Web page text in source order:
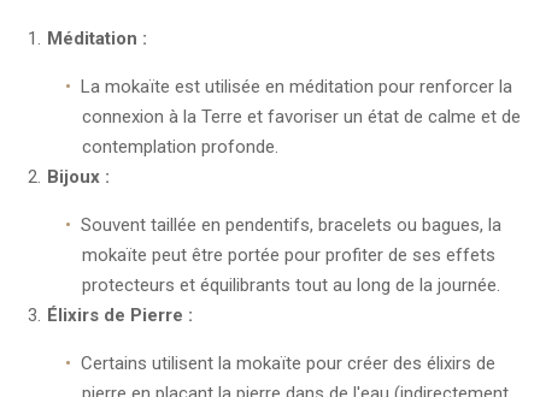
Méditation :
La mokaïte est utilisée en méditation pour renforcer la
connexion à la Terre et favoriser un état de calme et de
contemplation profonde.
Bijoux :
Souvent taillée en pendentifs, bracelets ou bagues, la
mokaïte peut être portée pour profiter de ses effets
protecteurs et équilibrants tout au long de la journée.
Élixirs de Pierre :
Certains utilisent la mokaïte pour créer des élixirs de